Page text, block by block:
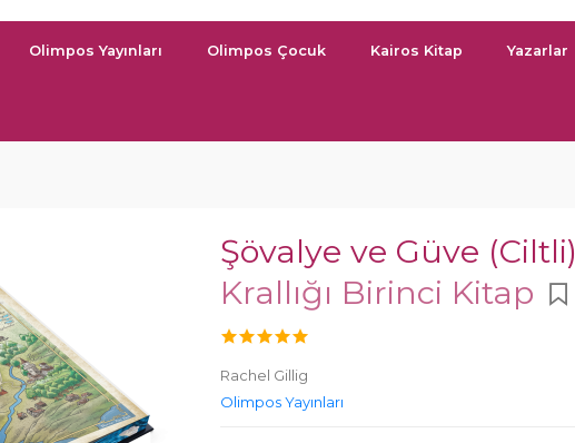
Olimpos Yayınları Olimpos Çocuk Kairos Kitap Yazarlar
Şövalye ve Güve (Ciltli)
Krallığı Birinci Kitap
Rachel Gillig
Olimpos Yayınları